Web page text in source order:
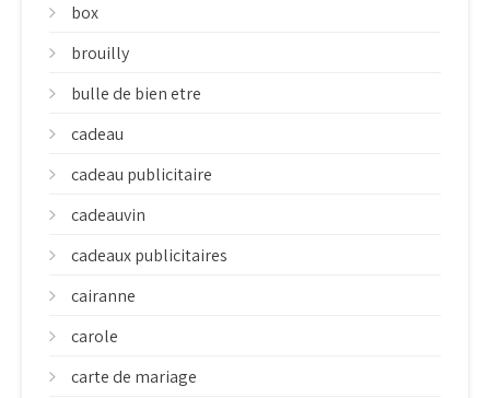
box
brouilly
bulle de bien etre
cadeau
cadeau publicitaire
cadeauvin
cadeaux publicitaires
cairanne
carole
carte de mariage